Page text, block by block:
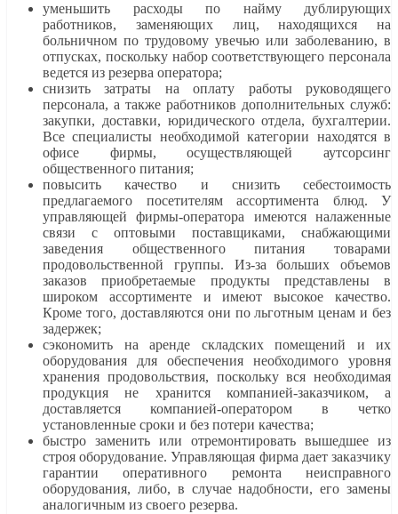
уменьшить расходы по найму дублирующих
работников, заменяющих лиц, находящихся на
больничном по трудовому увечью или заболеванию, в
отпусках, поскольку набор соответствующего персонала
ведется из резерва оператора;
снизить затраты на оплату работы руководящего
персонала, а также работников дополнительных служб:
закупки, доставки, юридического отдела, бухгалтерии.
Все специалисты необходимой категории находятся в
офисе фирмы, осуществляющей аутсорсинг
общественного питания;
повысить качество и снизить себестоимость
предлагаемого посетителям ассортимента блюд. У
управляющей фирмы-оператора имеются налаженные
связи с оптовыми поставщиками, снабжающими
заведения общественного питания товарами
продовольственной группы. Из-за больших объемов
заказов приобретаемые продукты представлены в
широком ассортименте и имеют высокое качество.
Кроме того, доставляются они по льготным ценам и без
задержек;
сэкономить на аренде складских помещений и их
оборудования для обеспечения необходимого уровня
хранения продовольствия, поскольку вся необходимая
продукция не хранится компанией-заказчиком, а
доставляется компанией-оператором в четко
установленные сроки и без потери качества;
быстро заменить или отремонтировать вышедшее из
строя оборудование. Управляющая фирма дает заказчику
гарантии оперативного ремонта неисправного
оборудования, либо, в случае надобности, его замены
аналогичным из своего резерва.